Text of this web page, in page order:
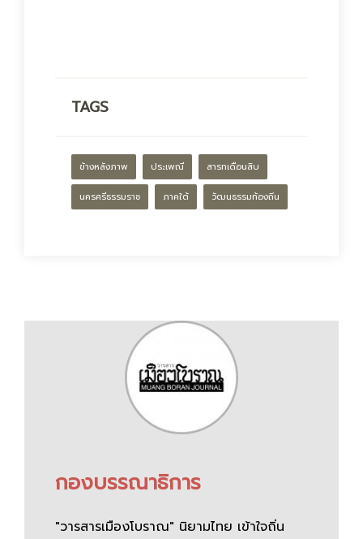
TAGS
ข้างหลังภาพ ประเพณี สารทเดือนสิบ
นครศรีธรรมราช ภาคใต้ วัฒนธรรมท้องถิ่น
กองบรรณาธิการ
"วารสารเมืองโบราณ" นิยามไทย เข้าใจถิ่น